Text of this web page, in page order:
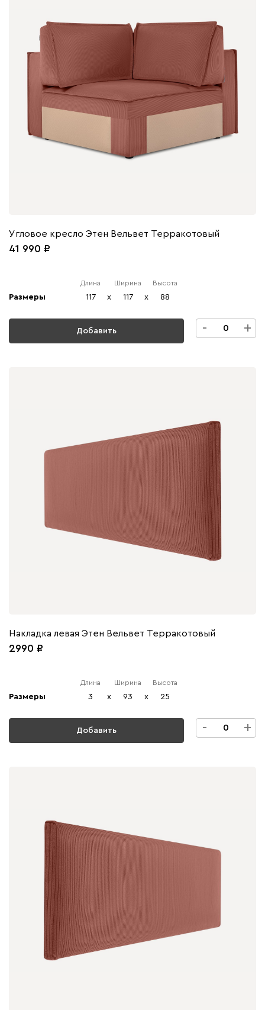
Угловое кресло Этен Вельвет Терракотовый
41 990
Размеры
Длина
117 x
Ширина
117 x
Высота
88
Добавить - +
Накладка левая Этен Вельвет Терракотовый
2990
Размеры
Длина
3 x
Ширина
93 x
Высота
25
Добавить - +